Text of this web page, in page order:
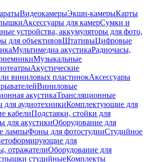
ВидеокамерыЭкшн-камерыКарты
Аксессуары для камерСумки и
устройства, аккумуляторы для фото,
для объективовШтативыЦифровые
Мультимедиа акустикаРадиочасы,
Музыкальные
Акустические
виниловых пластинокАксессуары
Виниловые
акустикаТрансляционные
для аудиотехникиКомплектующие для
кабелиПодставки, стойки для
для акустикиОборудование для
лампыФоны для фотостудииСтудийное
для
отражателиОборудование для
студийныеКомплекты